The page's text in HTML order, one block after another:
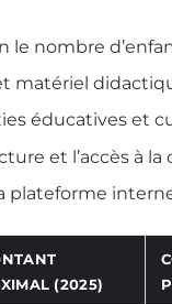
le nombre
matériel
éducatives et
et l’accès à la
plateforme
(2025)